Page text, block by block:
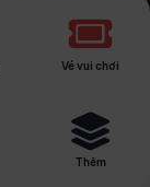
Vé vui chơi
Thêm